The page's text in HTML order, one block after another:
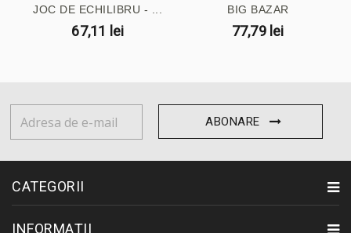
JOC DE ECHILIBRU - ...
67,11 lei
BIG BAZAR
77,79 lei
ABONARE
CATEGORII
INFORMAȚII